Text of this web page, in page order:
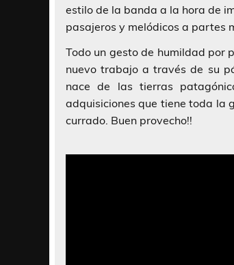
estilo de la banda a la hora de
pasajeros y melódicos a partes
Todo un gesto de humildad
nuevo trabajo a través de su
nace de las tierras
adquisiciones que tiene toda la
currado. Buen provecho!!